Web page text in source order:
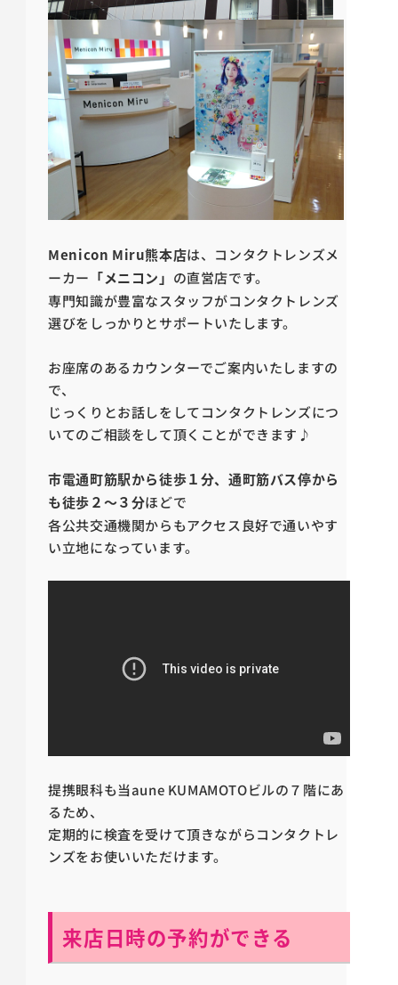
Menicon Miru熊本店は、コンタクトレンズメ
ーカー 「メニコン」 の直営店です。
専門知識が豊富なスタッフがコンタクトレンズ
選びをしっかりとサポートいたします。
お座席のあるカウンターでご案内いたしますの
で、
じっくりとお話しをしてコンタクトレンズにつ
いてのご相談をして頂くことができます♪
市電通町筋駅から徒歩１分、通町筋バス停から
も徒歩２～３分ほどで
各公共交通機関からもアクセス良好で通いやす
い立地になっています。
提携眼科も当aune KUMAMOTOビルの７階にあ
るため、
定期的に検査を受けて頂きながらコンタクトレ
ンズをお使いいただけます。
来店日時の予約ができる